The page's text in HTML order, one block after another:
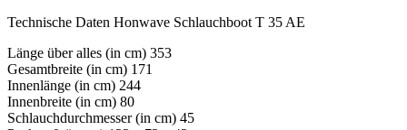
Technische Daten Honwave Schlauchboot T 35 AE
Länge über alles (in cm) 353
Gesamtbreite (in cm) 171
Innenlänge (in cm) 244
Innenbreite (in cm) 80
Schlauchdurchmesser (in cm) 45